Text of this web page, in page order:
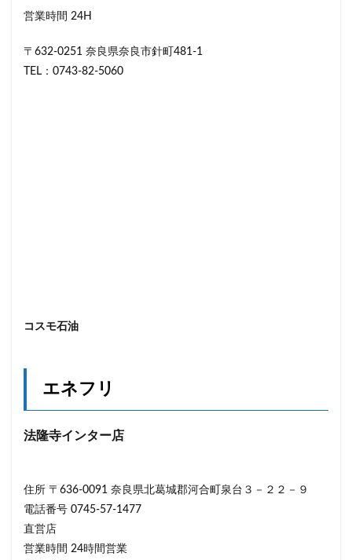
営業時間 24H
〒632-0251 奈良県奈良市針町481-1
TEL：0743-82-5060
コスモ石油
エネフリ
法隆寺インター店
住所 〒636-0091 奈良県北葛城郡河合町泉台３－２２－９
電話番号 0745-57-1477
直営店
営業時間 24時間営業